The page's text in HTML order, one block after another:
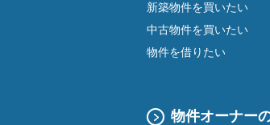
新築物件を買いたい
中古物件を買いたい
物件を借りたい
物件オーナー